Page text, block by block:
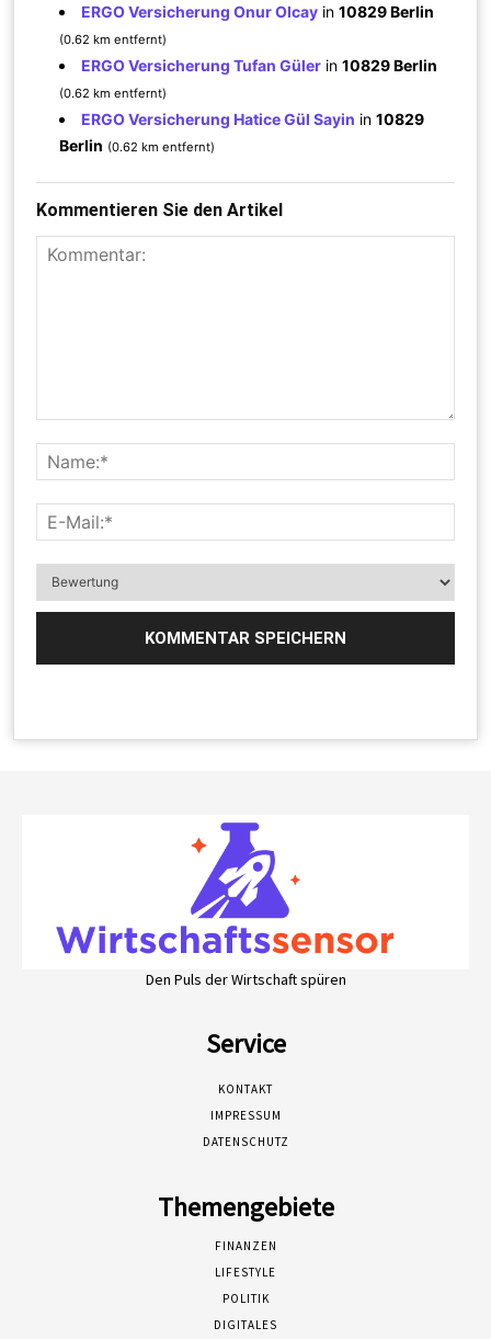
ERGO Versicherung Onur Olcay in10829 Berlin
(0.62 km entfernt)
ERGO Versicherung Tufan Güler in10829 Berlin
(0.62 km entfernt)
ERGO Versicherung Hatice Gül Sayin in10829
Berlin (0.62 km entfernt)
Kommentieren Sie den Artikel
Den Puls der Wirtschaft spüren
Service
KONTAKT
IMPRESSUM
DATENSCHUTZ
Themengebiete
FINANZEN
LIFESTYLE
POLITIK
DIGITALES